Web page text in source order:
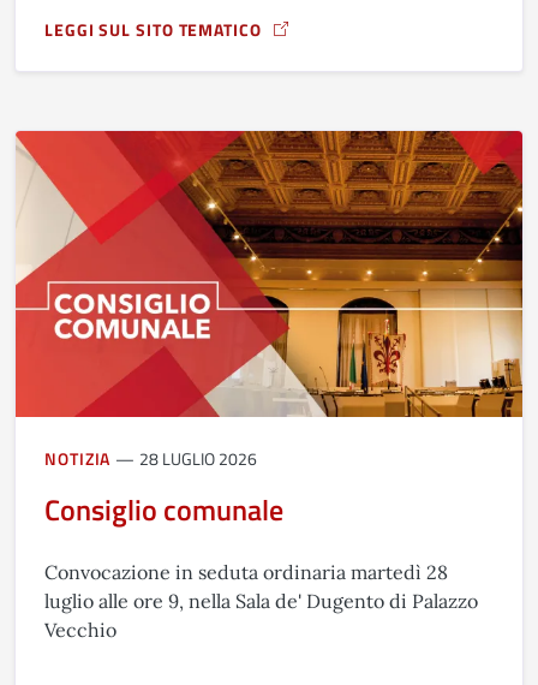
LEGGI SUL SITO TEMATICO
A PROPOSITO DI CHIUSURA SPORTELLO AL CITTADINO -
NOTIZIA 28 LUGLIO 2026
Consiglio comunale
Convocazione in seduta ordinaria martedì 28
luglio alle ore 9, nella Sala de' Dugento di Palazzo
Vecchio